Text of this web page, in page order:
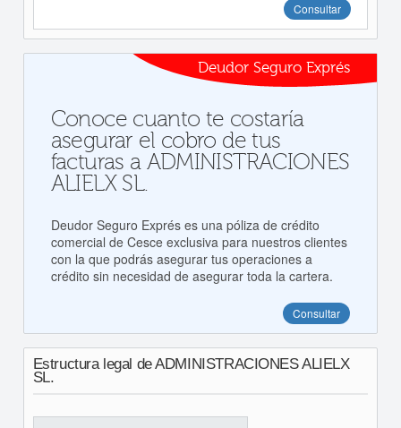
Consultar
Deudor Seguro Exprés
Conoce cuanto te costaría
asegurar el cobro de tus
facturas a ADMINISTRACIONES
ALIELX SL.
Deudor Seguro Exprés es una póliza de crédito
comercial de Cesce exclusiva para nuestros clientes
con la que podrás asegurar tus operaciones a
crédito sin necesidad de asegurar toda la cartera.
Consultar
Estructura legal de ADMINISTRACIONES ALIELX
SL.